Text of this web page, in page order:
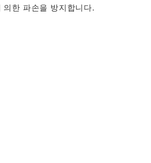
한 파손을 방지합니다.